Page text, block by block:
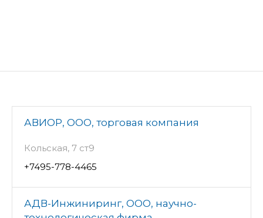
АВИОР, ООО, торговая компания
Кольская, 7 ст9
+7495-778-4465
АДВ-Инжиниринг, ООО, научно-